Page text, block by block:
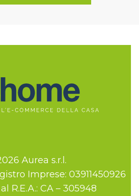
Aurea s.r.l.
Imprese: 03911450926
R.E.A.: CA – 305948